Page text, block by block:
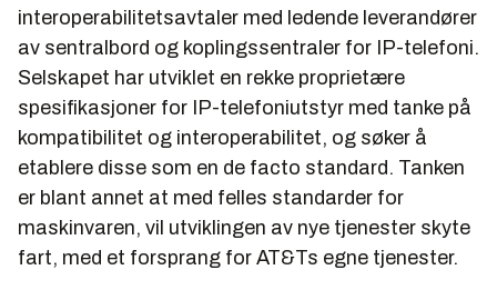
interoperabilitetsavtaler med ledende leverandører
av sentralbord og koplingssentraler for IP-telefoni.
Selskapet har utviklet en rekke proprietære
spesifikasjoner for IP-telefoniutstyr med tanke på
kompatibilitet og interoperabilitet, og søker å
etablere disse som en de facto standard. Tanken
er blant annet at med felles standarder for
maskinvaren, vil utviklingen av nye tjenester skyte
fart, med et forsprang for AT&Ts egne tjenester.